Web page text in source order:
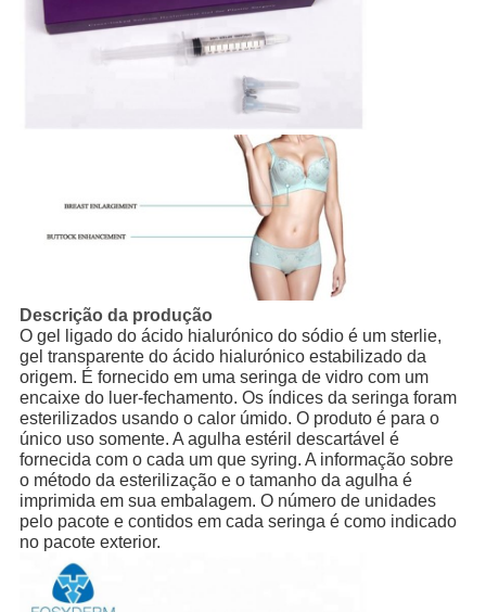
Descrição da produção
O gel ligado do ácido hialurónico do sódio é um sterlie,
gel transparente do ácido hialurónico estabilizado da
origem. É fornecido em uma seringa de vidro com um
encaixe do luer-fechamento. Os índices da seringa foram
esterilizados usando o calor úmido. O produto é para o
único uso somente. A agulha estéril descartável é
fornecida com o cada um que syring. A informação sobre
o método da esterilização e o tamanho da agulha é
imprimida em sua embalagem. O número de unidades
pelo pacote e contidos em cada seringa é como indicado
no pacote exterior.